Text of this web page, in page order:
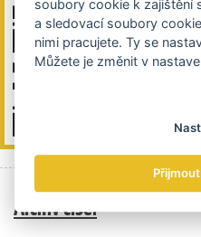
Archiv čísel
soubory cookie k zajištění
a sledovací soubory
nimi pracujete. Ty se
Můžete je změnit v